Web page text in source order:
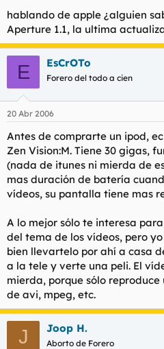
hablando de apple ¿alguien
Aperture 1.1, la ultima
E EsCrOTo
Forero del todo a cien
20 Abr 2006
Antes de comprarte un ipod,
Zen Vision:M. Tiene 30 gigas,
(nada de itunes ni mierda de
mas duración de batería
vídeos, su pantalla tiene mas
A lo mejor sólo te interesa
del tema de los vídeos, pero
bien llevartelo por ahí a casa
a la tele y verte una peli. El
mierda, porque sólo
de avi, mpeg, etc.
J Joop H.
Aborto de Forero